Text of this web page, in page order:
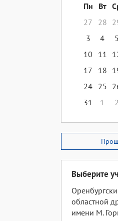
Пн
Вт
27
28
3
4 5
10
11
17
18
24 25
31
1 2
Выберите
областной
имени М.